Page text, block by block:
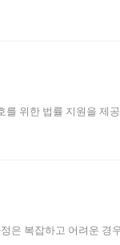
위한 법률 지원을 제
은 복잡하고 어려운 경